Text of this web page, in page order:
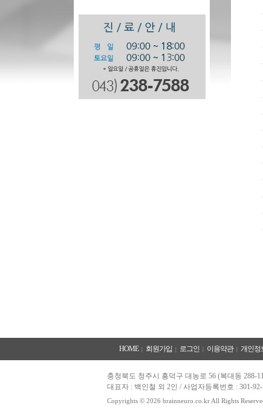
HOME 회원가입 로그인 이용약관 개인정
충청북도 청주시 흥덕구 대농로 56 (복대동 288-
대표자 : 백인철 외 2인 / 사업자등록번호 : 301-
Copyrights © 2026 brainneuro.co.kr All Rights